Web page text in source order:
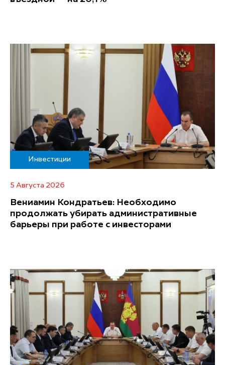
Инвестиции
5 Августа 2026
Вениамин Кондратьев: Необходимо
продолжать убирать административные
барьеры при работе с инвесторами